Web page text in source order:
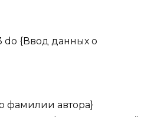
do {Ввод данных о
фамилии автора}